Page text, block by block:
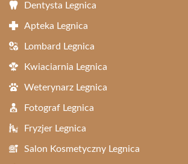
Dentysta Legnica
Apteka Legnica
Lombard Legnica
Kwiaciarnia Legnica
Weterynarz Legnica
Fotograf Legnica
Fryzjer Legnica
Salon Kosmetyczny Legnica